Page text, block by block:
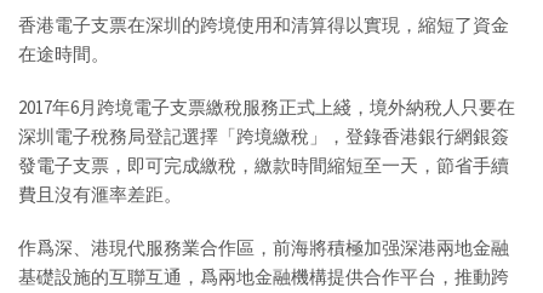
香港電子支票在深圳的跨境使用和清算得以實現，縮短了資金
在途時間。
2017年6月跨境電子支票繳稅服務正式上綫，境外納稅人只要在
深圳電子稅務局登記選擇「跨境繳稅」，登錄香港銀行網銀簽
發電子支票，即可完成繳稅，繳款時間縮短至一天，節省手續
費且沒有滙率差距。
作爲深、港現代服務業合作區，前海將積極加强深港兩地金融
基礎設施的互聯互通，爲兩地金融機構提供合作平台，推動跨